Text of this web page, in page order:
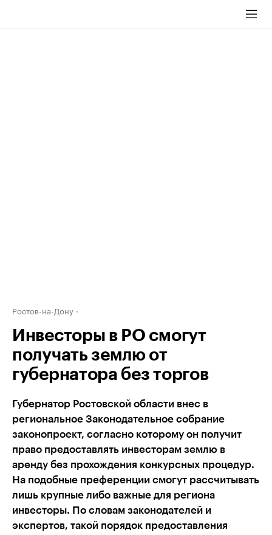
Ростов-на-Дону
Инвесторы в РО смогут
получать землю от
губернатора без торгов
Губернатор Ростовской области внес в
региональное Законодательное собрание
законопроект, согласно которому он получит
право предоставлять инвесторам землю в
аренду без прохождения конкурсных процедур.
На подобные преференции смогут рассчитывать
лишь крупные либо важные для региона
инвесторы. По словам законодателей и
экспертов, такой порядок предоставления